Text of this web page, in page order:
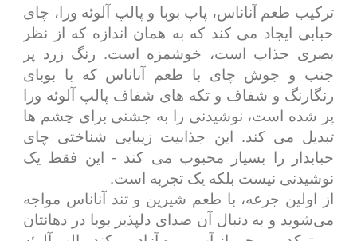
ترکیب طعم آناناس، پاپ بوبا و پالپ آلوئه ورا، چای
حبابی ایجاد می کند که به همان اندازه که از نظر
بصری جذاب است، خوشمزه است. رنگ زرد پر
جنب و جوش چای با طعم آناناس که با بوبای
رنگارنگ و شفاف و تکه های شفاف پالپ آلوئه ورا
پر شده است، نوشیدنی را به جشنی برای چشم ها
تبدیل می کند. این جذابیت زیبایی شناختی چای
حبابدار را بسیار محبوب می کند - این فقط یک
نوشیدنی نیست بلکه یک تجربه است.
از اولین جرعه، با طعم شیرین و تند آناناس مواجه
می‌شوید و به دنبال آن صدای دلپذیر بوبا در دهانتان